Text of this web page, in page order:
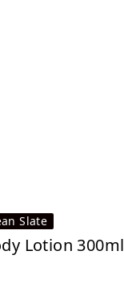
Slate
Lotion 300ml